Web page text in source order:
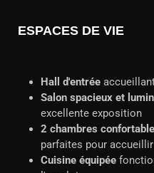
ESPACES DE VIE
Hall d'entrée
Salon spacieux et
excellente exposition
2 chambres
parfaites pour
Cuisine équipée